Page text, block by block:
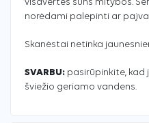
visavertės šuns mitybos.
norėdami palepinti ar
Skanėstai netinka
SVARBU: pasirūpinkite, kad
šviežio geriamo vandens.